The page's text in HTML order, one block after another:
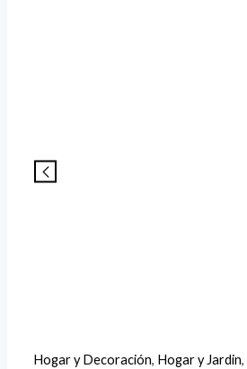
Hogar y Decoración, Hogar y Jardin,